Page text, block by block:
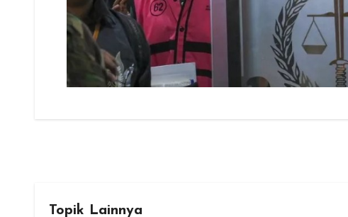
Topik Lainnya